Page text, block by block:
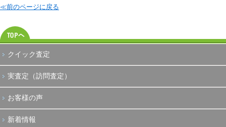
≪前のページに戻る
クイック査定
実査定（訪問査定）
お客様の声
新着情報